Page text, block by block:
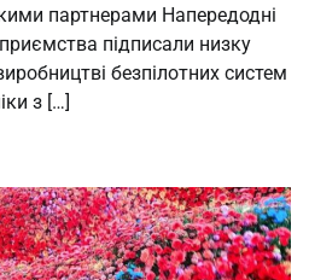
партнерами Напередодні
підписали низку
безпілотних систем
з […]